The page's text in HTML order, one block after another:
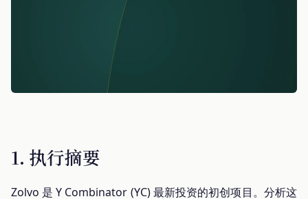
1. 执行摘要
Zolvo 是 Y Combinator (YC) 最新投资的初创项目。分析这